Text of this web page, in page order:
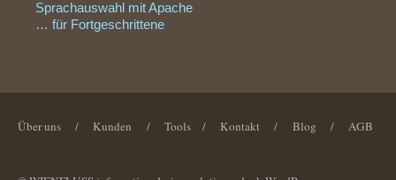
Sprachauswahl mit Apache
… für Fortgeschrittene
Über uns / Kunden / Tools / Kontakt / Blog / AGB